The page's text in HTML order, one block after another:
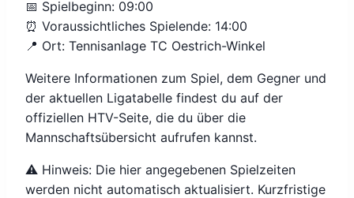
📅 Spielbeginn: 09:00
⏰ Voraussichtliches Spielende: 14:00
📍 Ort: Tennisanlage TC Oestrich-Winkel
Weitere Informationen zum Spiel, dem Gegner und
der aktuellen Ligatabelle findest du auf der
offiziellen HTV-Seite, die du über die
Mannschaftsübersicht aufrufen kannst.
⚠️ Hinweis: Die hier angegebenen Spielzeiten
werden nicht automatisch aktualisiert. Kurzfristige